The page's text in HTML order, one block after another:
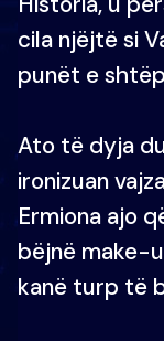
cila njëjtë si
punët e
Ato të dyja
ironizuan
Ermiona ajo
bëjnë make-
kanë turp të